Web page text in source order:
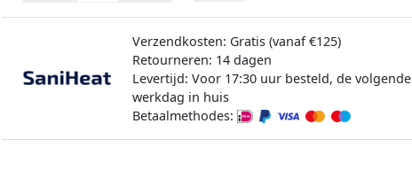
Verzendkosten: Gratis (vanaf €125)
Retourneren: 14 dagen
Levertijd: Voor 17:30 uur besteld, de volgende
werkdag in huis
Betaalmethodes: